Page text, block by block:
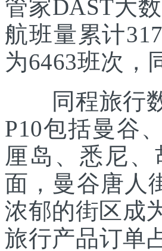
管家DAST大
航班量累计
为6463班次，
同程旅行数
P10包括曼谷
厘岛、悉尼
面，曼谷唐人
浓郁的街区成
旅行产品订单